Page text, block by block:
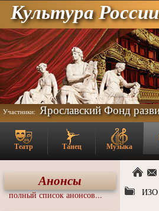
Культура России
Участники: Ярославский Фонд
Театр Танец Музыка
Анонсы
полный список анонсов... ИЗО